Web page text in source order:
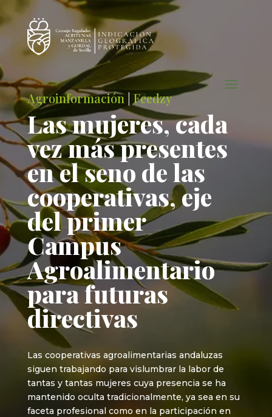
Agroinformación Feedzy
Las mujeres, cada
vez más presentes
en el seno de las
cooperativas, eje
del primer
Campus
Agroalimentario
para futuras
directivas
Las cooperativas agroalimentarias andaluzas
siguen trabajando para vislumbrar la labor de
tantas y tantas mujeres cuya presencia se ha
mantenido oculta tradicionalmente, ya sea en su
faceta profesional como en la participación en